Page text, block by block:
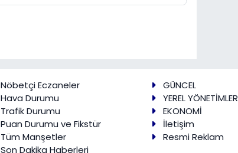
Nöbetçi Eczaneler
Hava Durumu
Trafik Durumu
Puan Durumu ve Fikstür
Tüm Manşetler
Son Dakika Haberleri
GÜNCEL
YEREL YÖNETİMLER
EKONOMİ
İletişim
Resmi Reklam